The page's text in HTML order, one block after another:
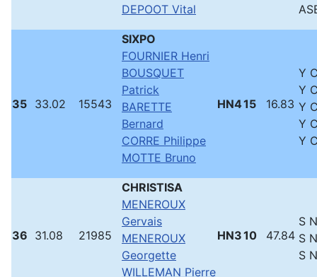
DEPOOT Vital
35 33.02 15543
SIXPO
FOURNIER Henri
BOUSQUET
Patrick
BARETTE
Bernard
CORRE Philippe
MOTTE Bruno
HN415 16.83
Y
Y
Y
Y
Y
36 31.08 21985
CHRISTISA
MENEROUX
Gervais
MENEROUX
Georgette
WILLEMAN Pierre
HN310 47.84
S
S
S